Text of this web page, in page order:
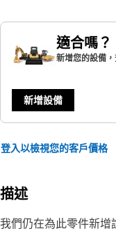
適合嗎？
新增您的設備
新增設備
登入以檢視您的客戶價格
描述
我們仍在為此零件新增